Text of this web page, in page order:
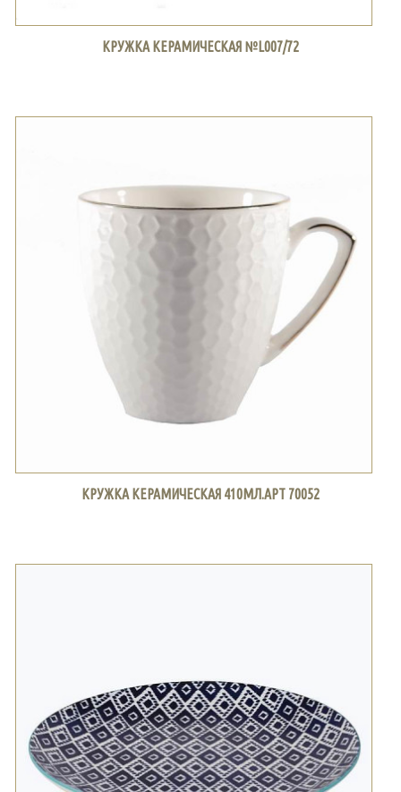
КРУЖКА КЕРАМИЧЕСКАЯ №L007/72
КРУЖКА КЕРАМИЧЕСКАЯ 410МЛ.АРТ 70052